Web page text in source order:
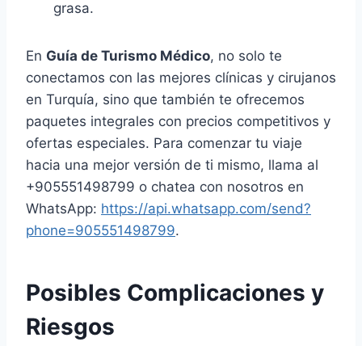
grasa.
En Guía de Turismo Médico, no solo te
conectamos con las mejores clínicas y cirujanos
en Turquía, sino que también te ofrecemos
paquetes integrales con precios competitivos y
ofertas especiales. Para comenzar tu viaje
hacia una mejor versión de ti mismo, llama al
+905551498799 o chatea con nosotros en
WhatsApp: https://api.whatsapp.com/send?
phone=905551498799.
Posibles Complicaciones y
Riesgos